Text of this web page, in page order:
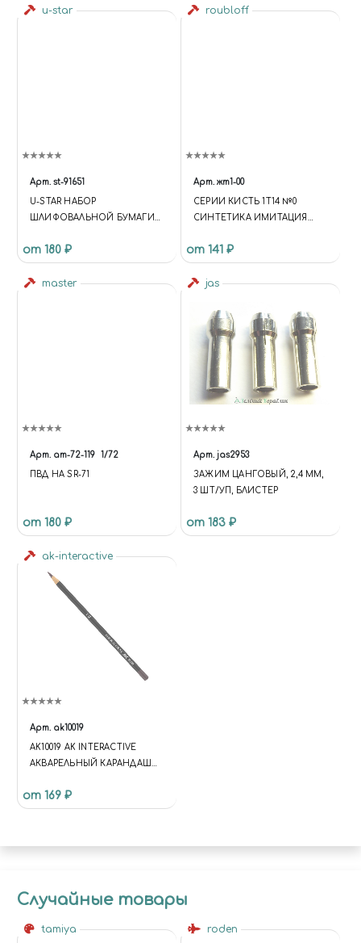
u-star
Арт. st-91651
U-STAR НАБОР
ШЛИФОВАЛЬНОЙ БУМАГИ
30ШТ)
от 180 ₽
roubloff
Арт. жт1-00
СЕРИИ КИСТЬ 1Т14 №0
СИНТЕТИКА ИМИТАЦИЯ
от 141 ₽
master
Арт. am-72-119 1/72
ПВД НА SR-71
от 180 ₽
jas
Арт. jas2953
ЗАЖИМ ЦАНГОВЫЙ, 2,4 ММ,
3 ШТ/УП, БЛИСТЕР
от 183 ₽
ak-interactive
Арт. ak10019
AK10019 AK INTERACTIVE
АКВАРЕЛЬНЫЙ КАРАНДАШ
PENCIL CHIPPING COLOR
от 169 ₽
Случайные товары
tamiya roden